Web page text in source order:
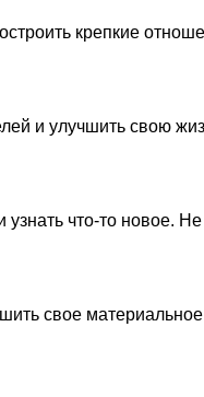
крепкие
и улучшить свою
что-то новое.
свое